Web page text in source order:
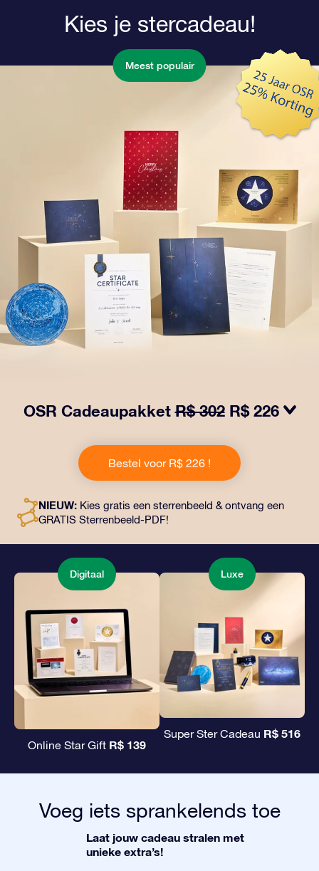
Kies je stercadeau!
Meest populair
OSR CadeaupakketR$ 302 R$ 226
cadeau bevat een prachtige envelop en
gepersonaliseerde documenten die naar een adres
naar keuze worden verzonden, evenals digitale
een magische manier om een blijvend cadeau te geven
aan vrienden en dierbaren.
Bestel voor R$ 226 !
NIEUW: Kies gratis een sterrenbeeld & ontvang een
GRATIS Sterrenbeeld-PDF!
Digitaal
Online Star Gift R$ 139
Luxe
Super Ster Cadeau R$ 516
Voeg iets sprankelends toe
Laat jouw cadeau stralen met
unieke extra’s!